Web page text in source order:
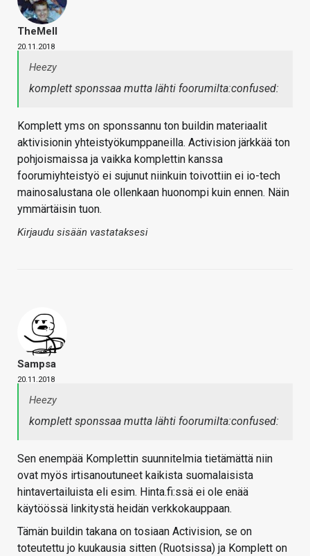
TheMeII
20.11.2018
Heezy
komplett sponssaa mutta lähti foorumilta:confused:
Komplett yms on sponssannu ton buildin materiaalit
aktivisionin yhteistyökumppaneilla. Activision järkkää ton
pohjoismaissa ja vaikka komplettin kanssa
foorumiyhteistyö ei sujunut niinkuin toivottiin ei io-tech
mainosalustana ole ollenkaan huonompi kuin ennen. Näin
ymmärtäisin tuon.
Kirjaudu sisään vastataksesi
Sampsa
20.11.2018
Heezy
komplett sponssaa mutta lähti foorumilta:confused:
Sen enempää Komplettin suunnitelmia tietämättä niin
ovat myös irtisanoutuneet kaikista suomalaisista
hintavertailuista eli esim. Hinta.fi:ssä ei ole enää
käytöössä linkitystä heidän verkkokauppaan.
Tämän buildin takana on tosiaan Activision, se on
toteutettu jo kuukausia sitten (Ruotsissa) ja Komplett on